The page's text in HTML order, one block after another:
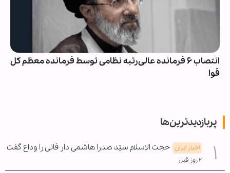
انتصاب ۶ فرمانده عالی‌رتبه نظامی توسط فرمانده معظم کل
قوا
پربازدیدترین‌ها
اخبار ایران حجت الاسلام سیّد صدرا هاشمی دار فانی را وداع گفت
۲ روز قبل